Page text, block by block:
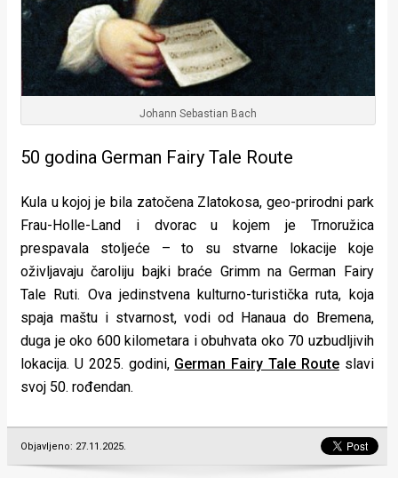
Johann Sebastian Bach
50 godina German Fairy Tale Route
Kula u kojoj je bila zatočena Zlatokosa, geo-prirodni park
Frau-Holle-Land i dvorac u kojem je Trnoružica
prespavala stoljeće – to su stvarne lokacije koje
oživljavaju čaroliju bajki braće Grimm na German Fairy
Tale Ruti. Ova jedinstvena kulturno-turistička ruta, koja
spaja maštu i stvarnost, vodi od Hanaua do Bremena,
duga je oko 600 kilometara i obuhvata oko 70 uzbudljivih
lokacija. U 2025. godini, German Fairy Tale Routeslavi
svoj 50. rođendan.
Objavljeno: 27.11.2025.